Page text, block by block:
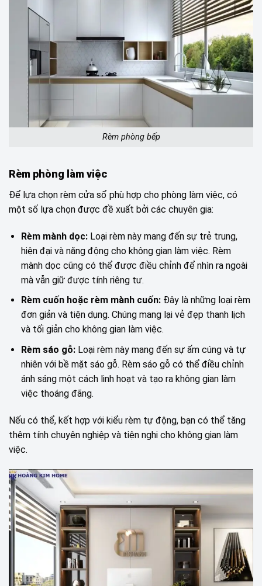
Rèm phòng bếp
Rèm phòng làm việc
Để lựa chọn rèm cửa sổ phù hợp cho phòng làm việc, có
một số lựa chọn được đề xuất bởi các chuyên gia:
Rèm mành dọc:Loại rèm này mang đến sự trẻ trung,
hiện đại và năng động cho không gian làm việc. Rèm
mành dọc cũng có thể được điều chỉnh để nhìn ra ngoài
mà vẫn giữ được tính riêng tư.
Rèm cuốn hoặc rèm mành cuốn:Đây là những loại rèm
đơn giản và tiện dụng. Chúng mang lại vẻ đẹp thanh lịch
và tối giản cho không gian làm việc.
Rèm sáo gỗ:Loại rèm này mang đến sự ấm cúng và tự
nhiên với bề mặt sáo gỗ. Rèm sáo gỗ có thể điều chỉnh
ánh sáng một cách linh hoạt và tạo ra không gian làm
việc thoáng đãng.
Nếu có thể, kết hợp với kiểu rèm tự động, bạn có thể tăng
thêm tính chuyên nghiệp và tiện nghi cho không gian làm
việc.